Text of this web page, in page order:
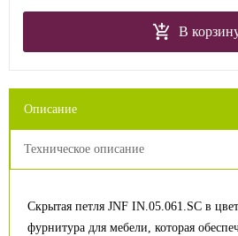
В
Описание
Техническое описание
Скрытая петля JNF IN.05.061.SC в
фурнитура для мебели, которая